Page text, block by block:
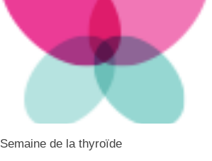
Semaine de la thyroïde